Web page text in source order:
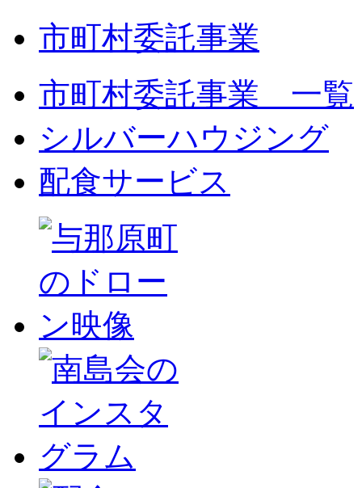
市町村委託事業
市町村委託事業 一覧
シルバーハウジング
配食サービス